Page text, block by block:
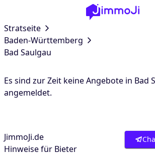
Stratseite
Baden-Württemberg
Bad Saulgau
Es sind zur Zeit keine Angebote in Bad
angemeldet.
JimmoJi.de
Hinweise für Bieter